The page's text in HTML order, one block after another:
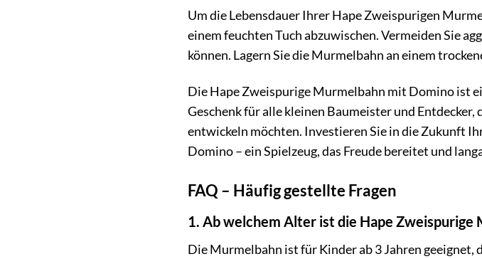
Um die Lebensdauer Ihrer Hape Zweispurigen
einem feuchten Tuch abzuwischen. Vermeiden Sie
können. Lagern Sie die Murmelbahn an einem
Die Hape Zweispurige Murmelbahn mit Domino ist
Geschenk für alle kleinen Baumeister und
entwickeln möchten. Investieren Sie in die Zukunft
Domino – ein Spielzeug, das Freude bereitet und
FAQ – Häufig gestellte Fragen
1. Ab welchem Alter ist die Hape Zweispurige
Die Murmelbahn ist für Kinder ab 3 Jahren